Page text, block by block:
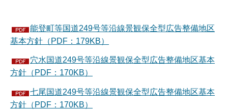
能登町等国道249号等沿線景観保全型広告整備地区
基本方針（PDF：179KB）
穴水国道249号等沿線景観保全型広告整備地区基本
方針（PDF：170KB）
七尾国道249号等沿線景観保全型広告整備地区基本
方針（PDF：170KB）